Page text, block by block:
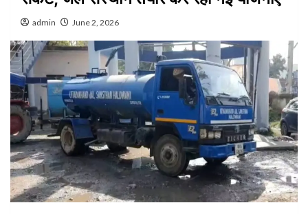
admin June 2, 2026